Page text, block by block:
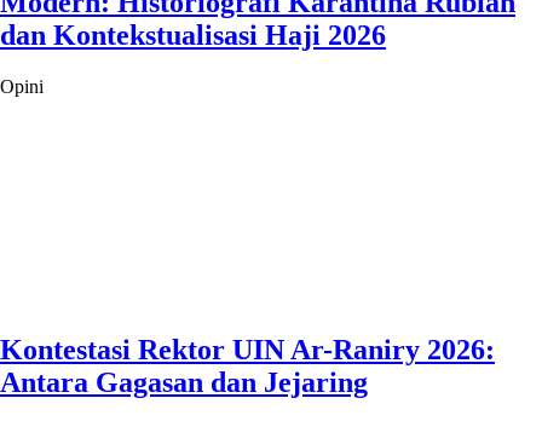
dan Kontekstualisasi Haji 2026
Opini
Kontestasi Rektor UIN Ar-Raniry 2026:
Antara Gagasan dan Jejaring